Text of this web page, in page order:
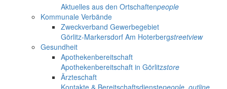
Aktuelles aus den Ortschaftenpeople
Kommunale Verbände
Zweckverband Gewerbegebiet
Görlitz-Markersdorf Am Hoterbergstreetview
Gesundheit
Apothekenbereitschaft
Apothekenbereitschaft in Görlitzstore
Ärzteschaft